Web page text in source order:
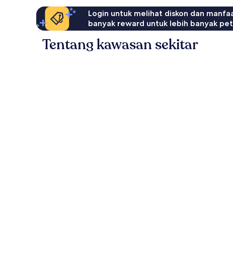
Login untuk melihat diskon dan
banyak reward untuk lebih banyak
Tentang kawasan sekitar